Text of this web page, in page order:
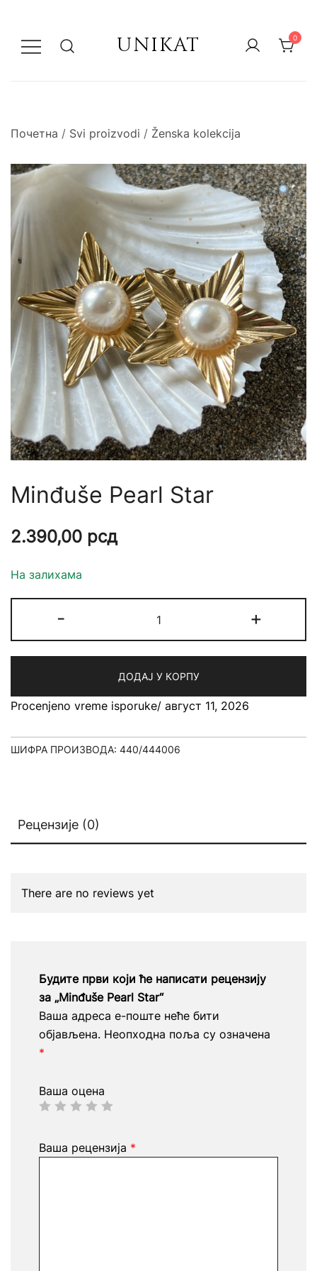
UNIKAT 0
Почетна / Svi proizvodi / Ženska kolekcija
Minđuše Pearl Star
2.390,00 рсд
На залихама
- +
ДОДАЈ У КОРПУ
Procenjeno vreme isporuke/ август 11, 2026
ШИФРА ПРОИЗВОДА: 440/444006
Рецензије (0)
There are no reviews yet
Будите први који ће написати рецензију
за „Minđuše Pearl Star“
Ваша адреса е-поште неће бити
објављена. Неопходна поља су означена
*
Ваша оцена
Ваша рецензија *